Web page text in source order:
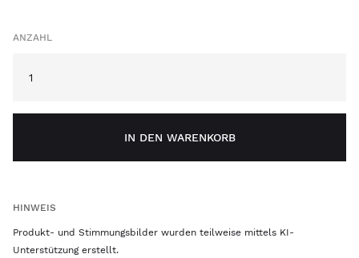
ANZAHL
IN DEN WARENKORB
HINWEIS
Produkt- und Stimmungsbilder wurden teilweise mittels KI-
Unterstützung erstellt.